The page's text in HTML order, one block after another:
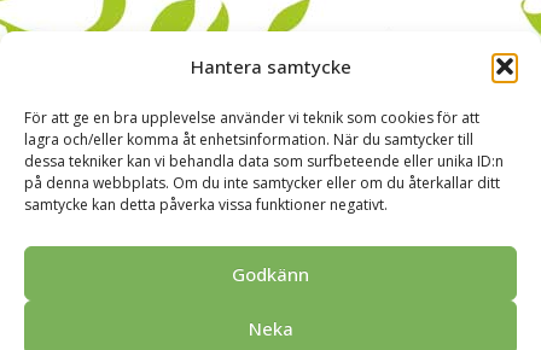
Hantera samtycke
För att ge en bra upplevelse använder vi teknik som cookies för att
lagra och/eller komma åt enhetsinformation. När du samtycker till
dessa tekniker kan vi behandla data som surfbeteende eller unika ID:n
på denna webbplats. Om du inte samtycker eller om du återkallar ditt
samtycke kan detta påverka vissa funktioner negativt.
Godkänn
Neka
Samarbetspartner
Tillgänglighet